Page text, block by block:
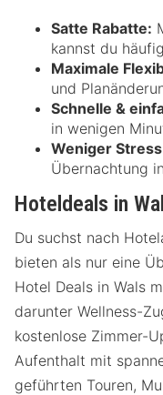
Satte Rabatte:
kannst du
Maximale
und
Schnelle &
in wenigen
Weniger
Übernachtung
Hoteldeals in
Du suchst nach
bieten als nur eine
Hotel Deals in Wals
darunter Wellness-
kostenlose Zimmer-
Aufenthalt mit
geführten Touren,